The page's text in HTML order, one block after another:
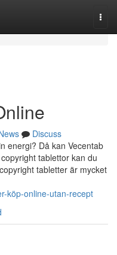
Discuss
energi? Då kan Vecentab
tablettor kan du
tabletter är mycket
köp-online-utan-recept